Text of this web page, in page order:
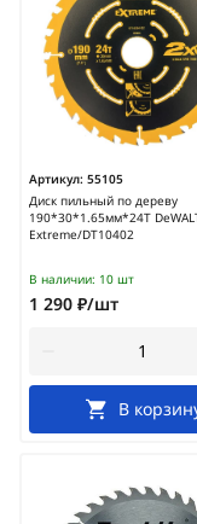
Артикул: 55105
Диск пильный по дереву
190*30*1.65мм*24Т
Extreme/DT10402
В наличии: 10 шт
1 290 ₽/шт
В